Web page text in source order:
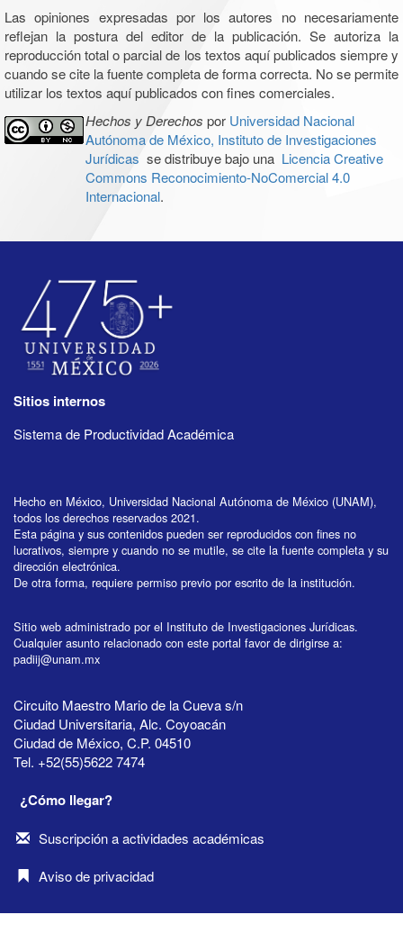
Las opiniones expresadas por los autores no necesariamente
reflejan la postura del editor de la publicación. Se autoriza la
reproducción total o parcial de los textos aquí publicados siempre y
cuando se cite la fuente completa de forma correcta. No se permite
utilizar los textos aquí publicados con fines comerciales.
Hechos y Derechos por Universidad Nacional
Autónoma de México, Instituto de Investigaciones
Jurídicas se distribuye bajo una Licencia Creative
Commons Reconocimiento-NoComercial 4.0
Internacional.
Sitios internos
Sistema de Productividad Académica
Hecho en México, Universidad Nacional Autónoma de México (UNAM),
todos los derechos reservados 2021.
Esta página y sus contenidos pueden ser reproducidos con fines no
lucrativos, siempre y cuando no se mutile, se cite la fuente completa y su
dirección electrónica.
De otra forma, requiere permiso previo por escrito de la institución.
Sitio web administrado por el Instituto de Investigaciones Jurídicas.
Cualquier asunto relacionado con este portal favor de dirigirse a:
padiij@unam.mx
Circuito Maestro Mario de la Cueva s/n
Ciudad Universitaria, Alc. Coyoacán
Ciudad de México, C.P. 04510
Tel. +52(55)5622 7474
¿Cómo llegar?
Suscripción a actividades académicas
Aviso de privacidad